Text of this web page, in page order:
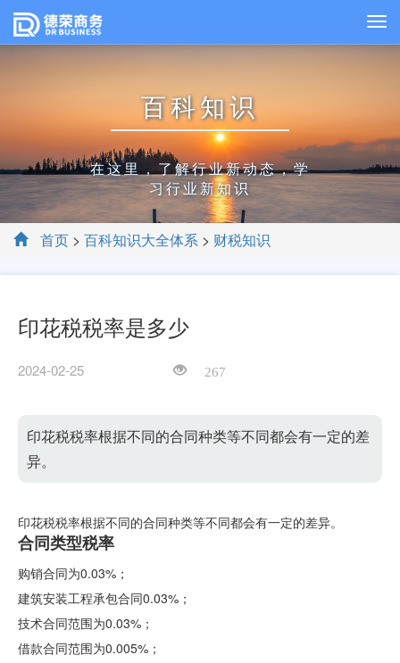
百科知识
在这里，了解行业新动态，学
习行业新知识
首页 > 百科知识大全体系 > 财税知识
印花税税率是多少
2024-02-25 267
印花税税率根据不同的合同种类等不同都会有一定的差
异。
印花税税率根据不同的合同种类等不同都会有一定的差异。
合同类型税率
购销合同为0.03%；
建筑安装工程承包合同0.03%；
技术合同范围为0.03%；
借款合同范围为0.005%；